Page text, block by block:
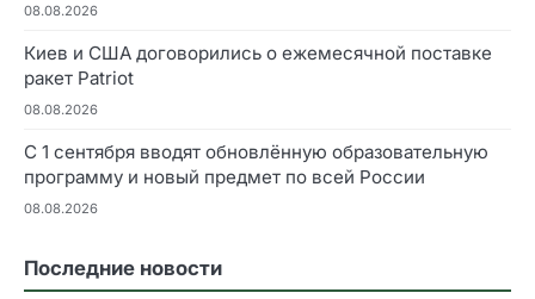
08.08.2026
Киев и США договорились о ежемесячной поставке
ракет Patriot
08.08.2026
С 1 сентября вводят обновлённую образовательную
программу и новый предмет по всей России
08.08.2026
Последние новости